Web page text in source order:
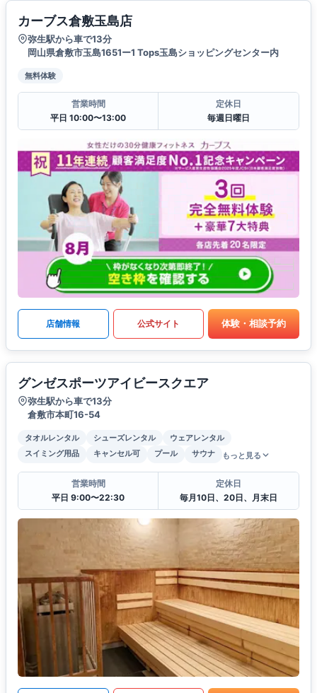
カーブス倉敷玉島店
弥生駅から車で13分
岡山県倉敷市玉島1651ー1 Tops玉島ショッピングセンター内
無料体験
営業時間
平日 10:00〜13:00
定休日
毎週日曜日
店舗情報 公式サイト 体験・相談予約
グンゼスポーツアイビースクエア
弥生駅から車で13分
倉敷市本町16-54
タオルレンタル シューズレンタル
ウェアレンタル
スイミング用品
キャンセル可 プール サウナ もっと見る
営業時間
平日 9:00〜22:30
定休日
毎月10日、20日、月末日